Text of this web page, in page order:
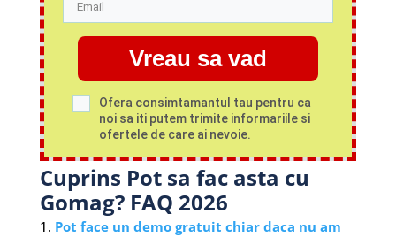
Vreau sa vad
Ofera consimtamantul tau pentru ca
noi sa iti putem trimite informariile si
ofertele de care ai nevoie.
Cuprins Pot sa fac asta cu
Gomag? FAQ 2026
Pot face un demo gratuit chiar daca nu am